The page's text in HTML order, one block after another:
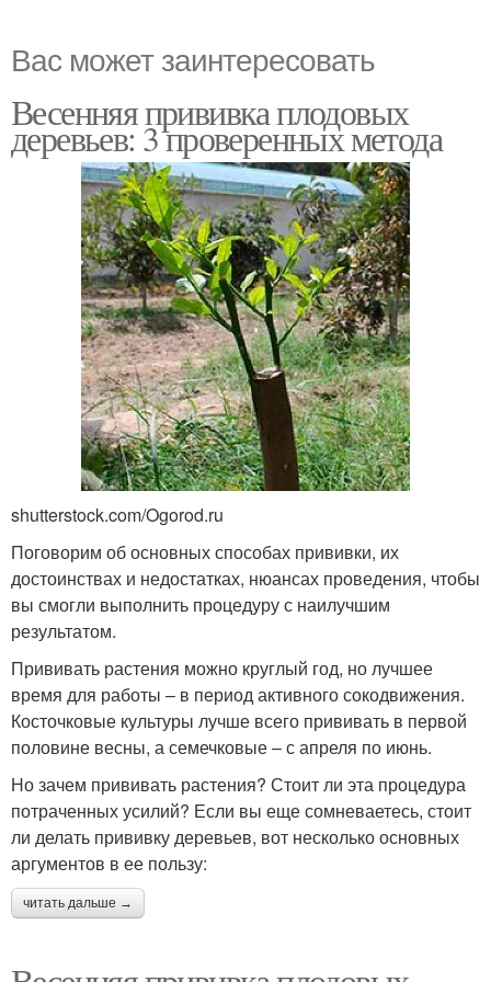
Вас может заинтересовать
Весенняя прививка плодовых
деревьев: 3 проверенных метода
shutterstock.com/Ogorod.ru
Поговорим об основных способах прививки, их
достоинствах и недостатках, нюансах проведения, чтобы
вы смогли выполнить процедуру с наилучшим
результатом.
Прививать растения можно круглый год, но лучшее
время для работы – в период активного сокодвижения.
Косточковые культуры лучше всего прививать в первой
половине весны, а семечковые – с апреля по июнь.
Но зачем прививать растения? Стоит ли эта процедура
потраченных усилий? Если вы еще сомневаетесь, стоит
ли делать прививку деревьев, вот несколько основных
аргументов в ее пользу:
читать дальше →